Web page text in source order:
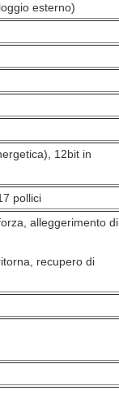
esterno)
12bit in
pollici
alleggerimento di
recupero di